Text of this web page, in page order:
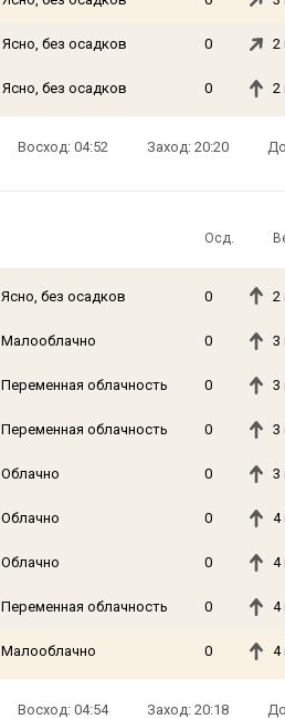
Ясно, без осадков 0 2
Ясно, без осадков 0 2
Восход: 04:52 Заход: 20:20
Осд.
Ясно, без осадков 0 2
Малооблачно 0 3
Переменная облачность 0 3
Переменная облачность 0 3
Облачно 0 3
Облачно 0 4
Облачно 0 4
Переменная облачность 0 4
Малооблачно 0 4
Восход: 04:54 Заход: 20:18